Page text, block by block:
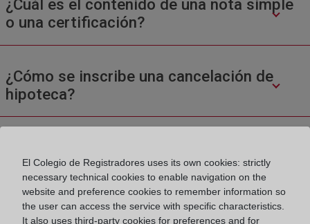
¿Cuál es el contenido de una nota simple
o una certificación?
¿Cómo se inscribe una cancelación de
hipoteca?
El Colegio de Registradores uses its own cookies: strictly
necessary technical cookies to enable navigation on the
website and preference cookies to remember information so
the user can access the service with specific characteristics.
It also uses third-party cookies for preferences and for